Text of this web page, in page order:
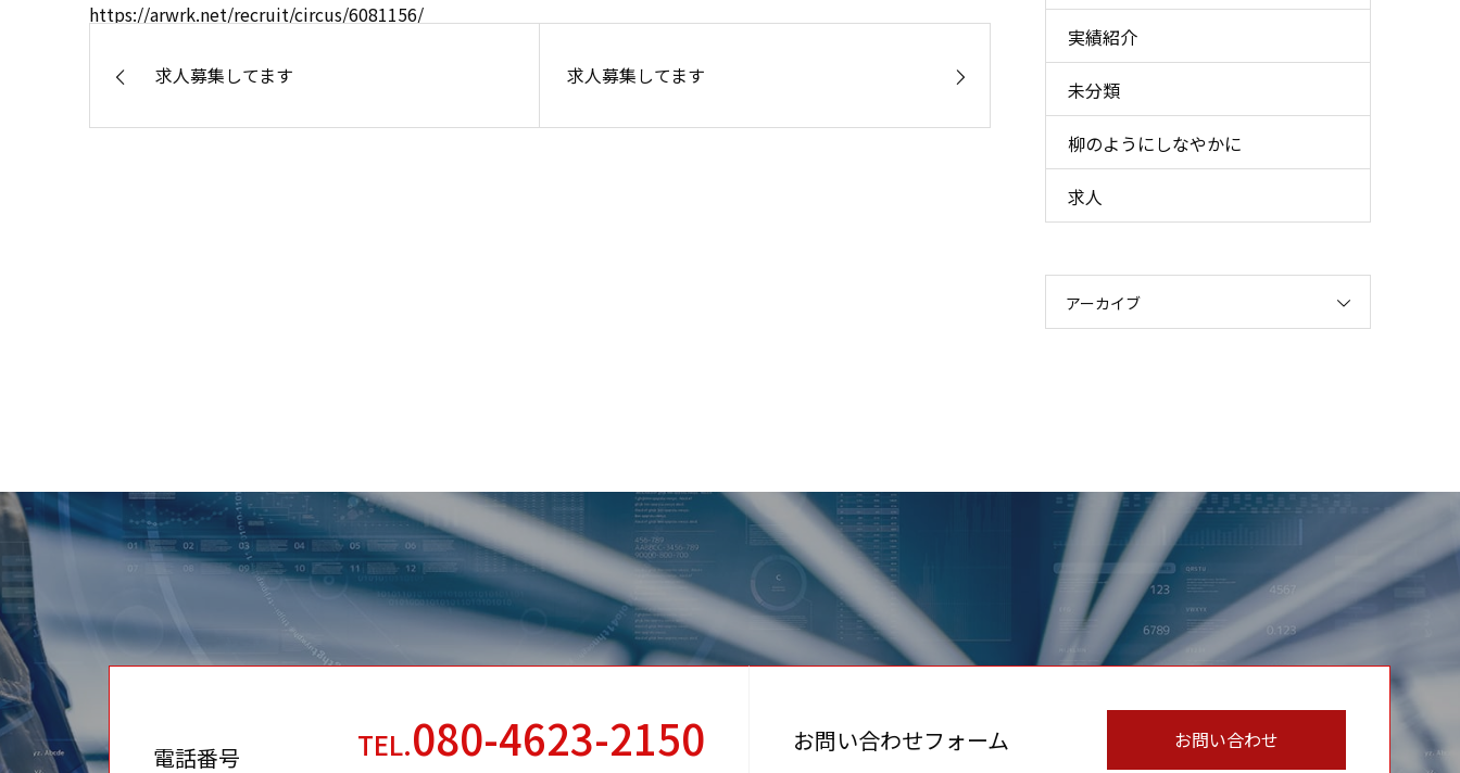
https://arwrk.net/recruit/circus/6081156/
求人募集してます 求人募集してます
実績紹介
未分類
柳のようにしなやかに
求人
アーカイブ
電話番号 TEL.080-4623-2150 お問い合わせフォーム お問い合わせ